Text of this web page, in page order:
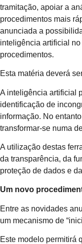
tramitação, apoiar a
procedimentos mais
anunciada a
inteligência artificial
procedimentos.
Esta matéria deverá
A inteligência artificial
identificação de
informação. No
transformar-se numa
A utilização destas
da transparência, da
proteção de dados e
Um novo
Entre as novidades
um mecanismo de
Este modelo permitirá